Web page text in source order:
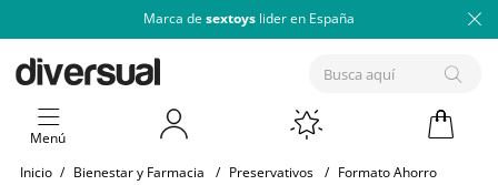
Marca de sextoys lider en España
Menú
Inicio / Bienestar y Farmacia / Preservativos / Formato Ahorro